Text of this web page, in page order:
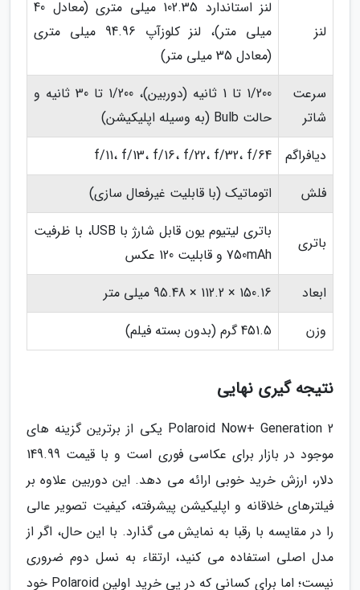
لنز
لنز استاندارد 102.35 میلی متری (معادل 40
میلی متر)، لنز کلوزآپ 94.96 میلی متری
(معادل 35 میلی متر)
سرعت
شاتر
1/200 تا 1 ثانیه (دوربین)، 1/200 تا 30 ثانیه و
حالت Bulb (به وسیله اپلیکیشن)
دیافراگم
f/11، f/13، f/16، f/22، f/32، f/64
فلش
اتوماتیک (با قابلیت غیرفعال سازی)
باتری
باتری لیتیوم یون قابل شارژ با USB، با ظرفیت
750mAh و قابلیت 120 عکس
ابعاد
150.16 × 112.2 × 95.48 میلی متر
وزن
451.5 گرم (بدون بسته فیلم)
نتیجه گیری نهایی
Polaroid Now+ Generation 2 یکی از برترین گزینه های
موجود در بازار برای عکاسی فوری است و با قیمت 149.99
دلار، ارزش خرید خوبی ارائه می دهد. این دوربین علاوه بر
فیلترهای خلاقانه و اپلیکیشن پیشرفته، کیفیت تصویر عالی
را در مقایسه با رقبا به نمایش می گذارد. با این حال، اگر از
مدل اصلی استفاده می کنید، ارتقاء به نسل دوم ضروری
نیست؛ اما برای کسانی که در پی خرید اولین Polaroid خود